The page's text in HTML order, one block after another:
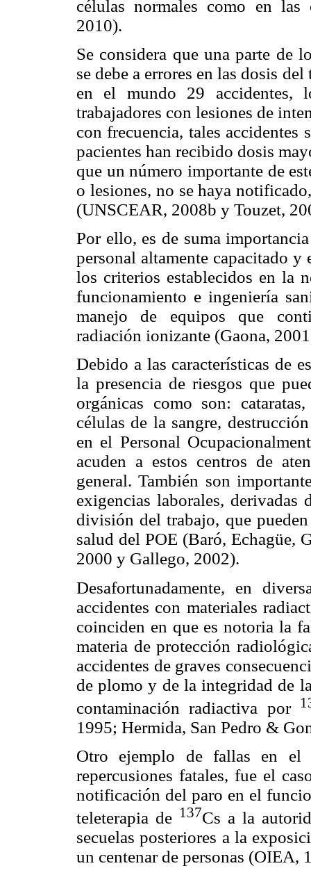
células normales como en
2010).
Se considera que una parte de
se debe a errores en las dosis
en el mundo 29 accidentes,
trabajadores con lesiones de
con frecuencia, tales accidentes
pacientes han recibido dosis
que un número importante de
o lesiones, no se haya
(UNSCEAR, 2008b y Touzet,
Por ello, es de suma
personal altamente capacitado
los criterios establecidos en la
funcionamiento e ingeniería
manejo de equipos que
radiación ionizante (Gaona,
Debido a las características de
la presencia de riesgos que
orgánicas como son:
células de la sangre,
en el Personal
acuden a estos centros de
general. También son
exigencias laborales,
división del trabajo, que
salud del POE (Baró, Echagüe,
2000 y Gallego, 2002).
Desafortunadamente, en
accidentes con materiales
coinciden en que es notoria la
materia de protección
accidentes de graves
de plomo y de la integridad de
contaminación radiactiva por
1995; Hermida, San Pedro &
Otro ejemplo de fallas en el
repercusiones fatales, fue el
notificación del paro en el
teleterapia de 137Cs a la
secuelas posteriores a la
un centenar de personas (OIEA,